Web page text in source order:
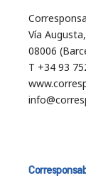
Vía
08006
T +34 93